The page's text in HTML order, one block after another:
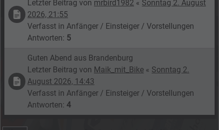
Letzter Beitrag von mrbird1982 « Sonntag 2. August
2026, 21:55
Verfasst in Anfänger / Einsteiger / Vorstellungen
Antworten: 5
Guten Abend aus Brandenburg
Letzter Beitrag von Maik_mit_Bike « Sonntag 2.
August 2026, 14:43
Verfasst in Anfänger / Einsteiger / Vorstellungen
Antworten:4